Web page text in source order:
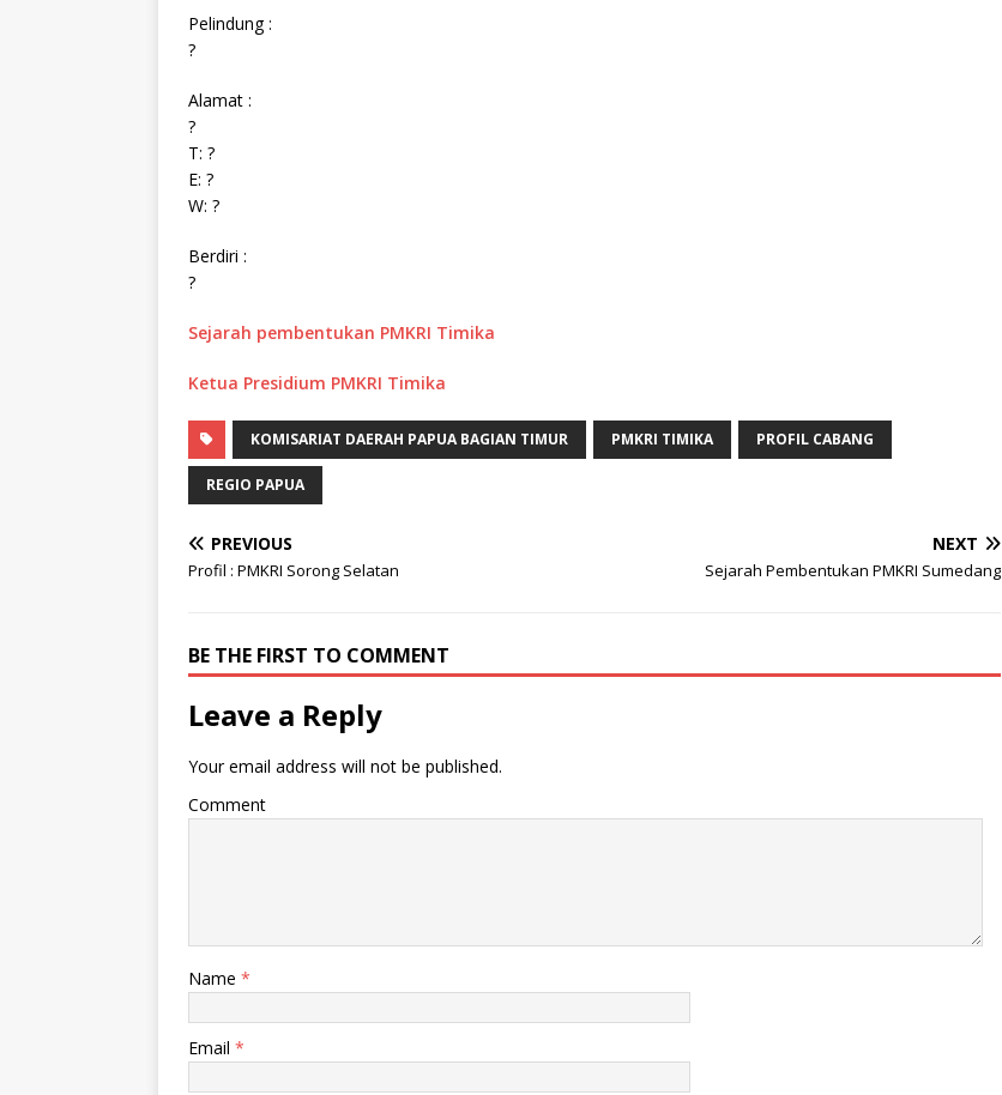
Pelindung :
?
Alamat :
?
T: ?
E: ?
W: ?
Berdiri :
?
Sejarah pembentukan PMKRI Timika
Ketua Presidium PMKRI Timika
KOMISARIAT DAERAH PAPUA BAGIAN TIMUR PMKRI TIMIKA PROFIL CABANG
REGIO PAPUA
PREVIOUS
Profil : PMKRI Sorong Selatan
NEXT
Sejarah Pembentukan PMKRI Sumedang
BE THE FIRST TO COMMENT
Leave a Reply
Your email address will not be published.
Comment
Name *
Email *